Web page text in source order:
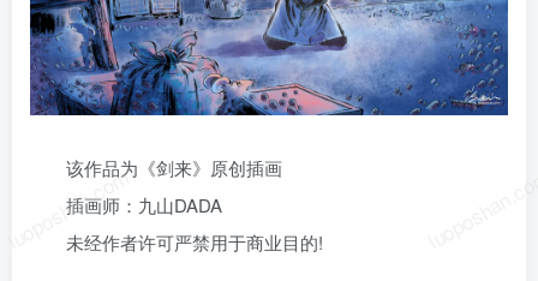
luoposhan.com
该作品为《剑来》原创插画
插画师：九山DADA
未经作者许可严禁用于商业目的!